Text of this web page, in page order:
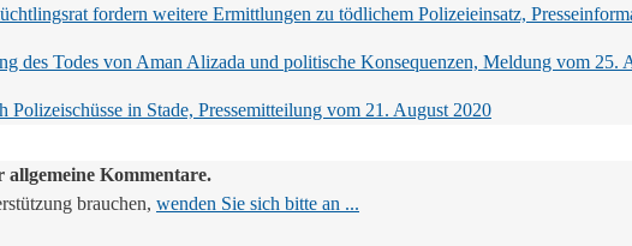
fordern weitere Ermittlungen zu tödlichem Polizeieinsatz,
des Todes von Aman Alizada und politische Konsequenzen, Meldung vom 25.
Polizeischüsse in Stade, Pressemitteilung vom 21. August 2020
allgemeine Kommentare.
brauchen, wenden Sie sich bitte an ...